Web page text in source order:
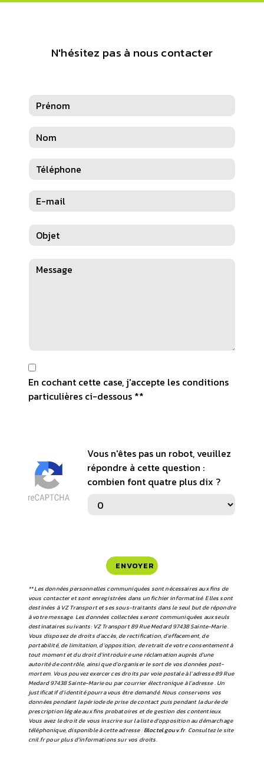
N'hésitez pas à nous contacter
En cochant cette case, j'accepte les conditions
particulières ci-dessous **
Vous n'êtes pas un robot, veuillez
répondre à cette question :
combien font quatre plus dix ?
ENVOYER
** Les données personnelles communiquées sont nécessaires aux fins de
vous contacter et sont enregistrées dans un fichier informatisé. Elles sont
destinées à VZ Transport et ses sous-traitants dans le seul but de répondre
à votre message. Les données collectées seront communiquées aux seuls
destinataires suivants: VZ Transport 89 Rue Medard 97438 Sainte-Marie .
Vous disposez de droits d’accès, de rectification, d’effacement, de
portabilité, de limitation, d’opposition, de retrait de votre consentement à
tout moment et du droit d’introduire une réclamation auprès d’une
autorité de contrôle, ainsi que d’organiser le sort de vos données post-
mortem. Vous pouvez exercer ces droits par voie postale à l'adresse 89 Rue
Medard 97438 Sainte-Marie ou par courrier électronique à l'adresse . Un
justificatif d'identité pourra vous être demandé. Nous conservons vos
données pendant la période de prise de contact puis pendant la durée de
prescription légale aux fins probatoires et de gestion des contentieux.
Vous avez le droit de vous inscrire sur la liste d'opposition au démarchage
téléphonique, disponible à cette adresse :Bloctel.gouv.fr. Consultez le site
cnil.fr pour plus d’informations sur vos droits.